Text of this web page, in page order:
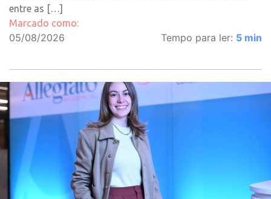
entre as […]
Marcado como:
05/08/2026 Tempo para ler: 5 min